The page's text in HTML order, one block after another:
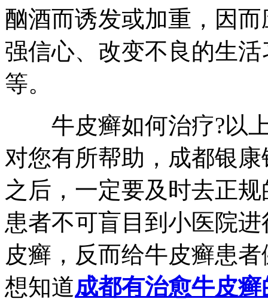
酗酒而诱发或加重，因
强信心、改变不良的生
等。
牛皮癣如何治疗?以上
对您有所帮助，成都银
之后，一定要及时去正
患者不可盲目到小医院
皮癣，反而给牛皮癣患
想知道成都有治愈牛皮癣